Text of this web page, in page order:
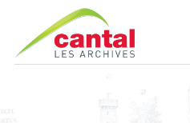
Archives du Cantal